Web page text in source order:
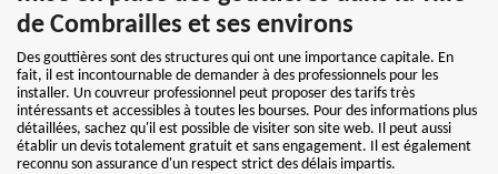
de Combrailles et ses environs
Des gouttières sont des structures qui ont une importance capitale. En
fait, il est incontournable de demander à des professionnels pour les
installer. Un couvreur professionnel peut proposer des tarifs très
intéressants et accessibles à toutes les bourses. Pour des informations plus
détaillées, sachez qu'il est possible de visiter son site web. Il peut aussi
établir un devis totalement gratuit et sans engagement. Il est également
reconnu son assurance d'un respect strict des délais impartis.